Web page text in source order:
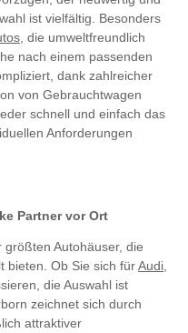
ist vielfältig. Besonders
, die umweltfreundlich
nach einem passenden
dank zahlreicher
von Gebrauchtwagen
schnell und einfach das
Anforderungen
Partner vor Ort
Autohäuser, die
bieten. Ob Sie sich fürAudi
die Auswahl ist
zeichnet sich durch
attraktiver